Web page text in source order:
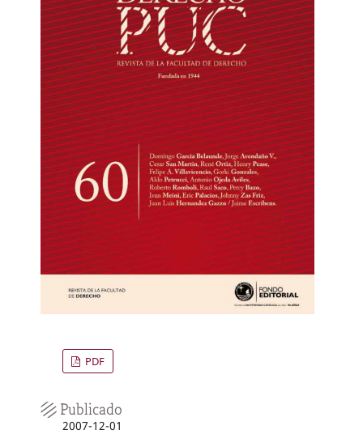
PDF
Publicado
2007-12-01